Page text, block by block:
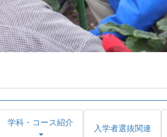
学科・コース紹介 入学者選抜関連